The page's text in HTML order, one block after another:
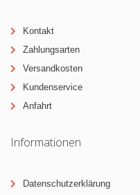
Kontakt
Zahlungsarten
Versandkosten
Kundenservice
Anfahrt
Informationen
Datenschutzerklärung